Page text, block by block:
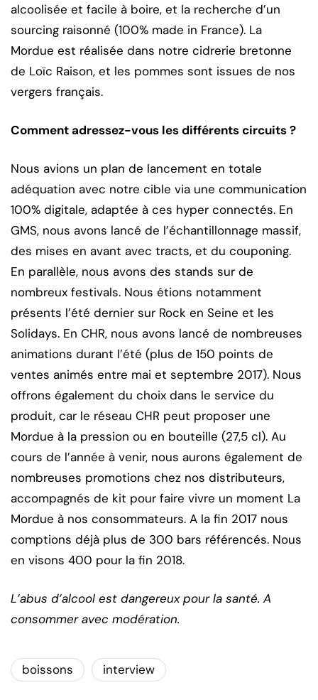
alcoolisée et facile à boire, et la recherche d’un
sourcing raisonné (100% made in France). La
Mordue est réalisée dans notre cidrerie bretonne
de Loïc Raison, et les pommes sont issues de nos
vergers français.
Comment adressez-vous les différents circuits ?
Nous avions un plan de lancement en totale
adéquation avec notre cible via une communication
100% digitale, adaptée à ces hyper connectés. En
GMS, nous avons lancé de l’échantillonnage massif,
des mises en avant avec tracts, et du couponing.
En parallèle, nous avons des stands sur de
nombreux festivals. Nous étions notamment
présents l’été dernier sur Rock en Seine et les
Solidays. En CHR, nous avons lancé de nombreuses
animations durant l’été (plus de 150 points de
ventes animés entre mai et septembre 2017). Nous
offrons également du choix dans le service du
produit, car le réseau CHR peut proposer une
Mordue à la pression ou en bouteille (27,5 cl). Au
cours de l’année à venir, nous aurons également de
nombreuses promotions chez nos distributeurs,
accompagnés de kit pour faire vivre un moment La
Mordue à nos consommateurs. A la fin 2017 nous
comptions déjà plus de 300 bars référencés. Nous
en visons 400 pour la fin 2018.
L’abus d’alcool est dangereux pour la santé. A
consommer avec modération.
boissons interview